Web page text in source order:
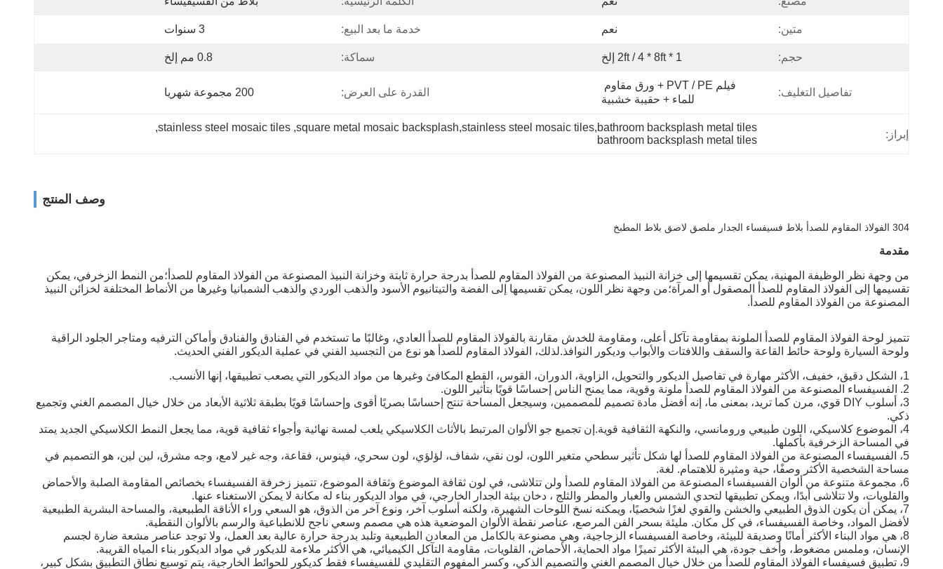
متين: نعم خدمة ما بعد البيع: 3 سنوات
حجم: 1 * 2ft / 4 * 8ft إلخ سماكة: 0.8 مم إلخ
تفاصيل التغليف:
للماء + حقيبة خشبية
القدرة على العرض: 200 مجموعة شهريا
إبراز:
square metal mosaic backsplash,stainless steel mosaic tiles,bathroom backsplash metal tiles
,
stainless steel mosaic tiles
,
bathroom backsplash metal tiles
وصف المنتج
304 الفولاذ المقاوم للصدأ بلاط فسيفساء الجدار ملصق لاصق بلاط المطبخ
مقدمة
من وجهة نظر الوظيفة المهنية، يمكن تقسيمها إلى خزانة النبيذ المصنوعة من الفولاذ المقاوم للصدأ بدرجة حرارة ثابتة وخزانة النبيذ المصنوعة من الفولاذ المقاوم للصدأ؛من النمط الزخرفي، يمكن
تقسيمها إلى الفولاذ المقاوم للصدأ المصقول أو المرآة؛من وجهة نظر اللون، يمكن تقسيمها إلى الفضة والتيتانيوم الأسود والذهب الوردي والذهب الشمبانيا وغيرها من الأنماط المختلفة لخزائن النبيذ
المصنوعة من الفولاذ المقاوم للصدأ.
تتميز لوحة الفولاذ المقاوم للصدأ الملونة بمقاومة تآكل أعلى، ومقاومة للخدش مقارنة بالفولاذ المقاوم للصدأ العادي، وغالبًا ما تستخدم في الفنادق والفنادق وأماكن الترفيه ومتاجر الجلود الراقية
ولوحة السيارة ولوحة حائط القاعة والسقف واللافتات والأبواب وديكور النوافذ.لذلك، الفولاذ المقاوم للصدأ هو نوع من التجسيد الفني في عملية الديكور الفني الحديث.
1، الشكل دقيق، خفيف، الأكثر مهارة في تفاصيل الديكور والتحويل، الزاوية، الدوران، القوس، القطع المكافئ وغيرها من مواد الديكور التي يصعب تطبيقها، إنها الأنسب.
2. الفسيفساء المصنوعة من الفولاذ المقاوم للصدأ ملونة وقوية، مما يمنح الناس إحساسًا قويًا بتأثير اللون.
3، أسلوب DIY قوي، مرن كما تريد، بمعنى ما، إنه أفضل مادة تصميم للمصممين، وسيجعل المساحة تنتج إحساسًا بصريًا أقوى وإحساسًا قويًا بطبقة ثلاثية الأبعاد من خلال خيال المصمم الغني وتجميع
ذكي.
4، الموضوع كلاسيكي، اللون طبيعي ورومانسي، والنكهة الثقافية قوية.إن تجميع جو الألوان المرتبط بالأثاث الكلاسيكي يلعب لمسة نهائية وأجواء ثقافية قوية، مما يجعل النمط الكلاسيكي الجديد يمتد
في المساحة الزخرفية بأكملها.
5، الفسيفساء المصنوعة من الفولاذ المقاوم للصدأ لها شكل تأثير سطحي متغير اللون، لون نقي، شفاف، لؤلؤي، لون سحري، فينوس، فقاعة، وجه غير لامع، وجه مشرق، لين لين، هو التصميم في
مساحة الشخصية الأكثر وصفًا، حية ومثيرة للاهتمام. لغة.
6، مجموعة متنوعة من ألوان الفسيفساء المصنوعة من الفولاذ المقاوم للصدأ ولن تتلاشى، في لون ثقافة الموضوع وثقافة الموضوع، تتميز زخرفة الفسيفساء بخصائص المقاومة الصلبة والأحماض
والقلويات، ولا تتلاشى أبدًا، ويمكن تطبيقها لتحدي الشمس والغبار والمطر والثلج ، دخان بيئة الجدار الخارجي، في مواد الديكور بناء له مكانة لا يمكن الاستغناء عنها.
7، يمكن أن يكون الذوق الطبيعي والخشن والقوي لغزًا شخصيًا، ويمكنه نسخ اللوحات الشهيرة، ولكنه أسلوب آخر، ونوع آخر من الذوق، هو السعي وراء الأناقة الطبيعية، والمساحة البشرية الطبيعية
لأفضل المواد، وخاصة الفسيفساء، في كل مكان. مليئة بسحر الفن المرصع، عناصر نقطة الألوان الموضعية هذه هي مصمم وسعي ناجح للانطباعية والرسم بالألوان النقطية.
8، هي مواد البناء الأكثر أمانًا وصديقة للبيئة، وخاصة الفسيفساء الزجاجية، وهي مصنوعة بالكامل من المعادن الطبيعية وتلبد بدرجة حرارة عالية بعد العمل، ولا توجد عناصر مشعة ضارة لجسم
الإنسان، وملمس مضغوط، وأخف جودة، هي البيئة الأكثر تميزًا مواد الحماية، الأحماض، القلويات، مقاومة التآكل الكيميائي، هي الأكثر ملاءمة للديكور في مواد الديكور بناء المياه القريبة.
9، تطبيق فسيفساء الفولاذ المقاوم للصدأ من خلال خيال المصمم الغني والتصميم الذكي، وكسر المفهوم التقليدي للفسيفساء فقط كديكور للحوائط الخارجية، يتم توسيع نطاق التطبيق بشكل كبير،